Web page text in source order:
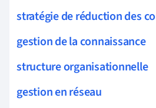
stratégie de réduction des
gestion de la connaissance
structure organisationnelle
gestion en réseau